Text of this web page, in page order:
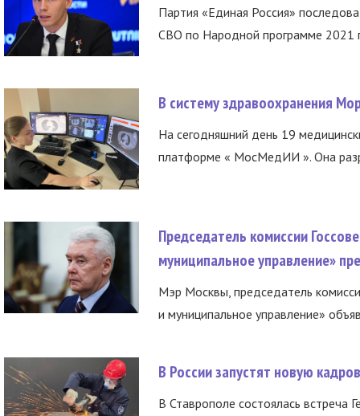
Партия «Единая Россия»
СВО по Народной программе 2021
В систему здравоохранения
На сегодняшний день 19
платформе « МосМедИИ ». Она
Председатель комиссии
муниципальное управление»
Мэр Москвы, председатель
и муниципальное управление»
В России запустят новую
В Ставрополе состоялась встреча